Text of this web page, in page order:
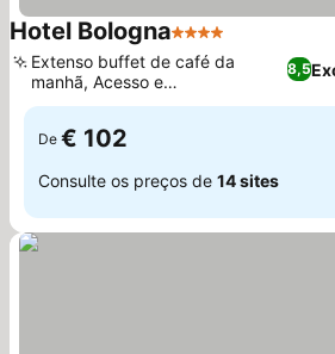
Hotel Bologna4 Estrelas
8,5
Extenso buffet de café da
manhã, Acesso e
estacionamento ZTL
De € 102
Consulte os preços de 14 sites